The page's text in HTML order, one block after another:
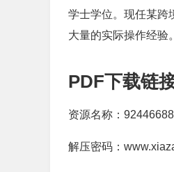
学士学位。现任某跨
大量的实际操作经验。
PDF下载链
资源名称：
解压密码：